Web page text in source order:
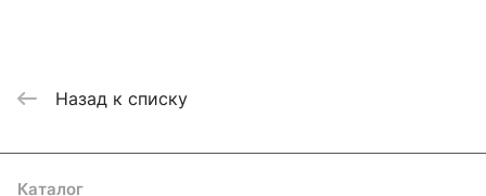
Назад к списку
Каталог